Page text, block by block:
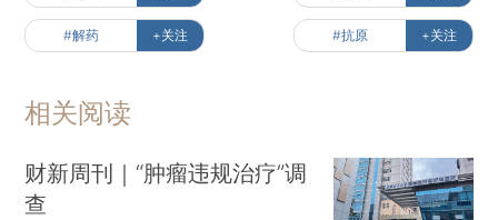
#解药 +关注 #抗原 +关注
相关阅读
财新周刊｜“肿瘤违规治疗”调
查